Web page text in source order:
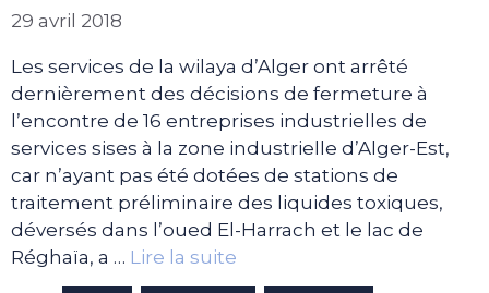
29 avril 2018
Les services de la wilaya d’Alger ont arrêté
dernièrement des décisions de fermeture à
l’encontre de 16 entreprises industrielles de
services sises à la zone industrielle d’Alger-Est,
car n’ayant pas été dotées de stations de
traitement préliminaire des liquides toxiques,
déversés dans l’oued El-Harrach et le lac de
Réghaïa, a … Lire la suite